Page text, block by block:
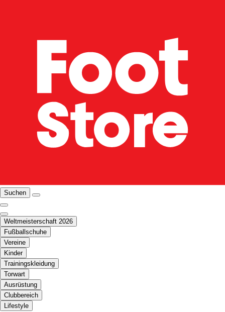
Suchen
Weltmeisterschaft 2026
Fußballschuhe
Vereine
Kinder
Trainingskleidung
Torwart
Ausrüstung
Clubbereich
Lifestyle